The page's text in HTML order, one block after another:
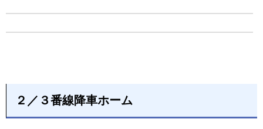
２／３番線降車ホーム